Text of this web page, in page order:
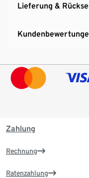
Lieferung &
Zahlung
Rechnung
Ratenzahlung